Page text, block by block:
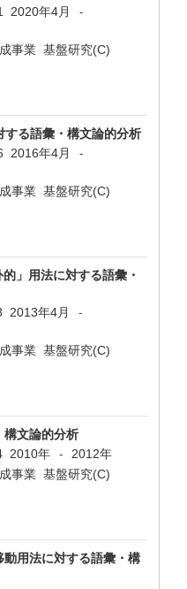
2020年4月 -
事業 基盤研究(C)
る語彙・構文論的分析
2016年4月 -
事業 基盤研究(C)
」用法に対する語彙・
2013年4月 -
事業 基盤研究(C)
構文論的分析
2010年 -
2012年
事業 基盤研究(C)
用法に対する語彙・構